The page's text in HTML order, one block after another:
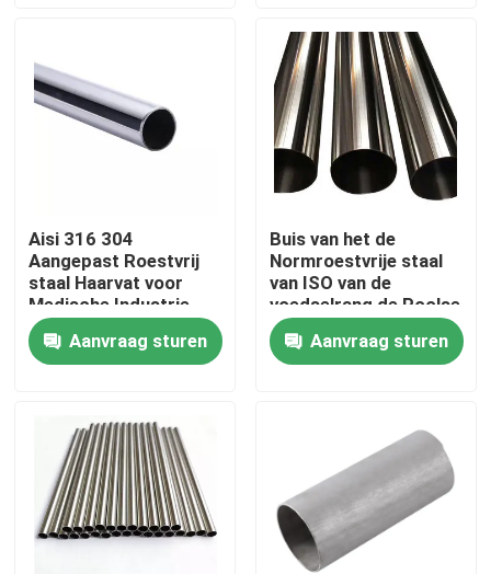
Ongeveer ons
Fabrieksreis
Contact de V.S.
Nieuws
Verzoek om een Citaat
roestvrij staal om buis
het blad van de roestvrij staalplaat
Aisi 316 304
Aangepast Roestvrij
staal Haarvat voor
Medische Industrie
Aanvraag sturen
Buis van het de
Normroestvrije staal
van ISO van de
voedselrang de Poolse
Aanvraag sturen